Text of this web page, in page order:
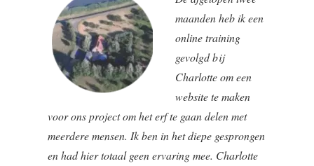
maanden heb ik een
online training
gevolgd bij
Charlotte om een
website te maken
voor ons project om het erf te gaan delen met
meerdere mensen. Ik ben in het diepe gesprongen
en had hier totaal geen ervaring mee. Charlotte